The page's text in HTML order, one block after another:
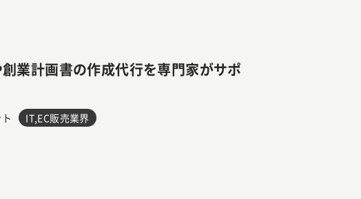
業計画書の作成代行を専門家がサポ
IT,EC販売業界